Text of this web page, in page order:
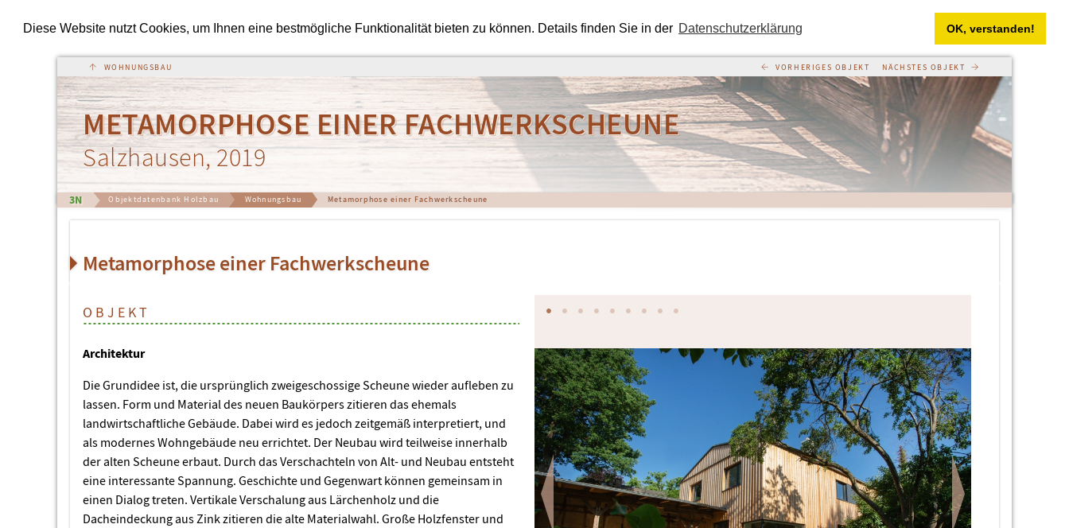
Diese Website nutzt Cookies, um Ihnen eine bestmögliche Funktionalität bieten zu können. Details finden Sie in der Datenschutzerklärung OK, verstanden!
↑ ← →
METAMORPHOSE EINER FACHWERKSCHEUNE
Salzhausen, 2019
3N Objektdatenbank Holzbau Wohnungsbau Metamorphose einer Fachwerkscheune
Metamorphose einer Fachwerkscheune
OBJEKT
Architektur
Die Grundidee ist, die ursprünglich zweigeschossige Scheune wieder aufleben zu
lassen. Form und Material des neuen Baukörpers zitieren das ehemals
landwirtschaftliche Gebäude. Dabei wird es jedoch zeitgemäß interpretiert, und
als modernes Wohngebäude neu errichtet. Der Neubau wird teilweise innerhalb
der alten Scheune erbaut. Durch das Verschachteln von Alt- und Neubau entsteht
eine interessante Spannung. Geschichte und Gegenwart können gemeinsam in
einen Dialog treten. Vertikale Verschalung aus Lärchenholz und die
Dacheindeckung aus Zink zitieren die alte Materialwahl. Große Holzfenster und